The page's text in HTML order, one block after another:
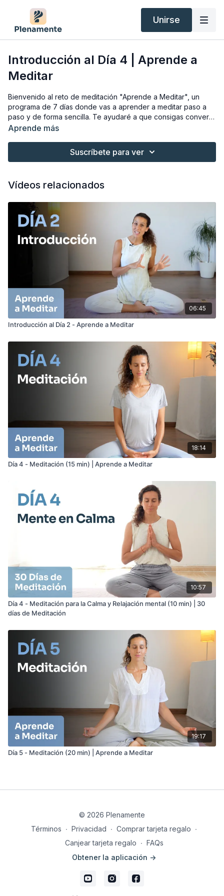
Unirse
Introducción al Día 4 | Aprende a
Meditar
Bienvenido al reto de meditación "Aprende a Meditar", un
programa de 7 días donde vas a aprender a meditar paso a
paso y de forma sencilla. Te ayudaré a que consigas convertir
la meditación en un hábito diario.
OBTÉN EL MANUAL DEL PRINCIPIANTE:
- Abre la colección "Aprende a Meditar:Enlace aquí
- Haz clic en "Materiales". Se abrirá una ventana emergente
Recibe consejos prácticos y trucos para tu práctica cada día
por email, registrándote gratis aquí:
https://anabelotero.com/aprende-a-meditar/
ZAFU MEDIA LUNA:https://amzn.to/2U2KcCE
ZAFU REDONDO :
https://amzn.to/3CBrCDk
Aprende más
Suscríbete para ver
Vídeos relacionados
06:45
Introducción al Día 2 - Aprende a Meditar
18:14
Día 4 - Meditación (15 min) | Aprende a Meditar
10:57
Día 4 - Meditación para la Calma y Relajación mental (10 min) | 30
días de Meditación
19:17
Día 5 - Meditación (20 min) | Aprende a Meditar
© 2026 Plenamente
Términos ∙ Privacidad ∙ Comprar tarjeta regalo ∙
Canjear tarjeta regalo ∙ FAQs
Obtener la aplicación ->